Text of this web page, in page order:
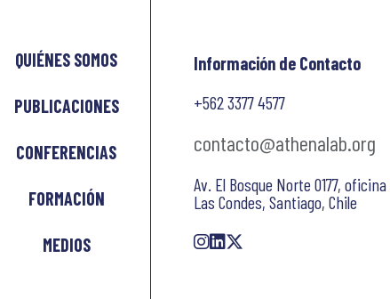
QUIÉNES SOMOS
PUBLICACIONES
CONFERENCIAS
FORMACIÓN
MEDIOS
Información de Contacto
+562 3377 4577
contacto@athenalab.org
Av. El Bosque Norte 0177, oficina
Las Condes, Santiago, Chile